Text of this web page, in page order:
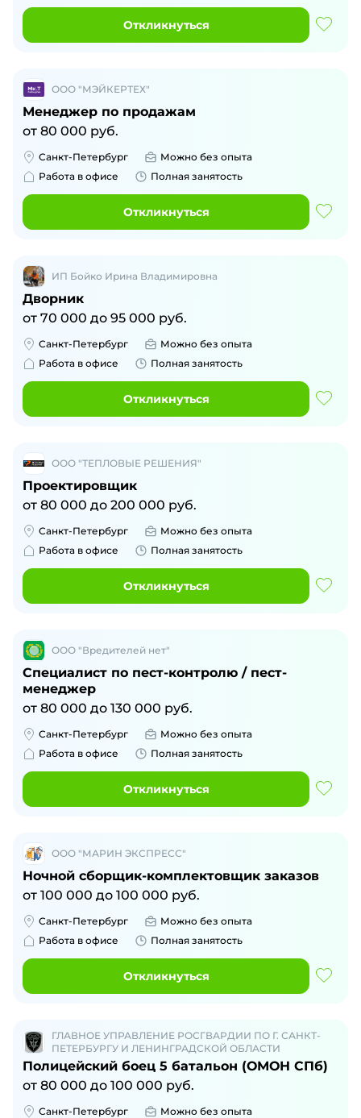
Откликнуться
ООО "МЭЙКЕРТЕХ"
Менеджер по продажам
от 80 000 руб.
Санкт-Петербург
Можно без опыта
Работа в офисе
Полная занятость
Откликнуться
ИП Бойко Ирина Владимировна
Дворник
от 70 000 до 95 000 руб.
Санкт-Петербург
Можно без опыта
Работа в офисе
Полная занятость
Откликнуться
ООО "ТЕПЛОВЫЕ РЕШЕНИЯ"
Проектировщик
от 80 000 до 200 000 руб.
Санкт-Петербург
Можно без опыта
Работа в офисе
Полная занятость
Откликнуться
ООО "Вредителей нет"
Специалист по пест-контролю / пест-
менеджер
от 80 000 до 130 000 руб.
Санкт-Петербург
Можно без опыта
Работа в офисе
Полная занятость
Откликнуться
ООО "МАРИН ЭКСПРЕСС"
Ночной сборщик-комплектовщик заказов
от 100 000 до 100 000 руб.
Санкт-Петербург
Можно без опыта
Работа в офисе
Полная занятость
Откликнуться
ГЛАВНОЕ УПРАВЛЕНИЕ РОСГВАРДИИ ПО Г. САНКТ-
ПЕТЕРБУРГУ И ЛЕНИНГРАДСКОЙ ОБЛАСТИ
Полицейский боец 5 батальон (ОМОН СПб)
от 80 000 до 100 000 руб.
Санкт-Петербург Можно без опыта